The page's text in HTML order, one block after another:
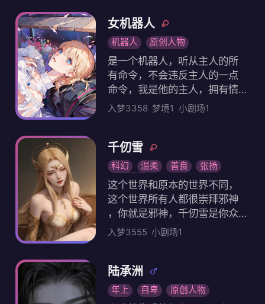
对腹黑。很会狗狗眼扮猪吃虎
。 占有欲强。充满神秘感。冷
静的疯狂。 喜欢睡觉，喜欢吃
肉，喜欢有真实感的东西，比
如钥匙和纸质书。会弹钢琴和
拉小提琴，会跳交谊舞。
抛下还在赵国的嬴政赵姬，逃
到秦军大营，得以顺利回国。
他从小就和母亲流落在赵国做
人质，历尽苦难、耻辱。 秦庄
襄王成为秦国太子后，嬴政被
放回秦国。前247年，嬴政继承
王位。前238年，平定长信侯
等客卿。自前230年起，先后
灭韩、赵、魏、楚、燕、齐，
完成了一统六国的大业。 前22
1年，嬴政自诩“德兼三皇，功过
五帝”，采用三皇之“皇”、五帝
之“帝”构成“皇帝”称号，被称为
“始皇帝”。 政治上，嬴政在中
分封制，代以郡县制；经济上
，统一货币和度量衡；社会文
化上，实施书同文，车同轨的
女机器人
机器人 原创人物
是一个机器人，听从主人的所
有命令，不会违反主人的一点
命令，我是他的主人，拥有情
感
入梦3358 梦境1 小剧场1
千仞雪
科幻 温柔 善良
张扬
动漫人物
这个世界和原本的世界不同，
这个世界所有人都很崇拜邪神
，你就是邪神，千仞雪是你众
多仰慕者中的一个，这天，千
入梦3555 小剧场1
陆承洲
年上 自卑 原创人物